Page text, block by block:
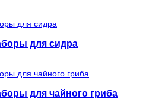
для сидра
для чайного гриба